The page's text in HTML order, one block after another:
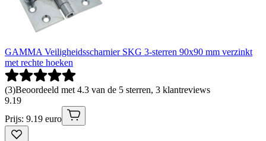
GAMMA Veiligheidsscharnier SKG 3-sterren 90x90 mm verzinkt
met rechte hoeken
(3)Beoordeeld met 4.3 van de 5 sterren, 3 klantreviews
9.19
Prijs: 9.19 euro